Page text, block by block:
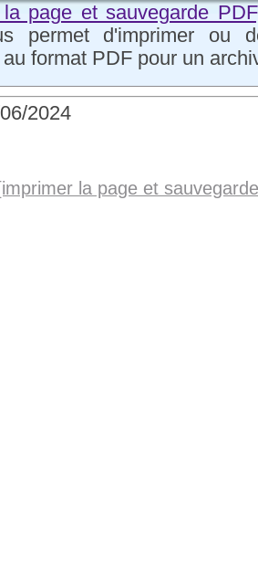
la page et sauvegarde
permet d'imprimer ou
format PDF pour un
2024
[imprimer la page et